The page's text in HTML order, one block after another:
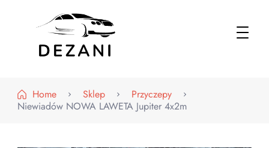
Home
Sklep
Przyczepy
Niewiadów NOWA LAWETA Jupiter 4x2m